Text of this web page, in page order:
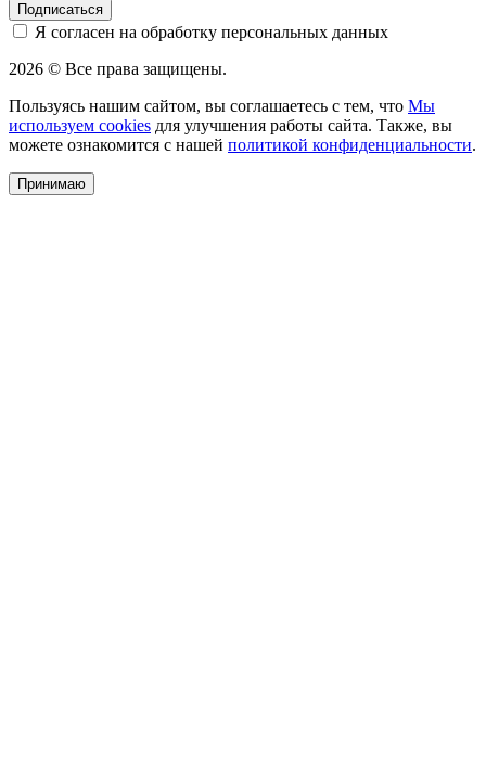
Подписаться
Я согласен на обработку персональных данных
2026 © Все права защищены.
Пользуясь нашим сайтом, вы соглашаетесь с тем, что Мы
используем cookies для улучшения работы сайта. Также, вы
можете ознакомится с нашей политикой конфиденциальности.
Принимаю